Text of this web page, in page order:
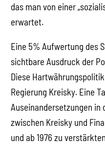
das man von einer
erwartet.
Eine 5% Aufwertung des
sichtbare Ausdruck der
Diese
Regierung Kreisky. Eine
Auseinandersetzungen in
zwischen Kreisky und
und ab 1976 zu